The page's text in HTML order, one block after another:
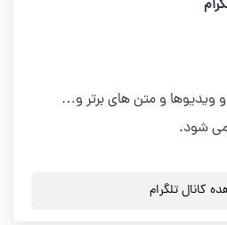
و ویدیوها و متن های برتر و…
می شود.
کانال تلگرام